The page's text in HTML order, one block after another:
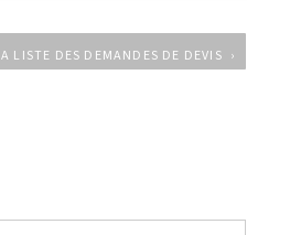
LISTE DES DEMANDES DE DEVIS